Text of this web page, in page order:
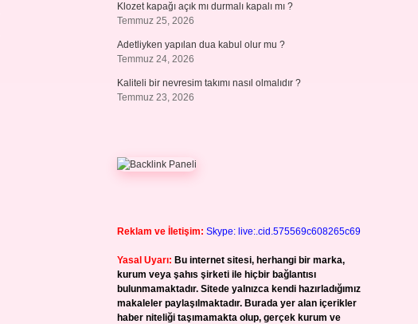
Klozet kapağı açık mı durmalı kapalı mı ?
Temmuz 25, 2026
Adetliyken yapılan dua kabul olur mu ?
Temmuz 24, 2026
Kaliteli bir nevresim takımı nasıl olmalıdır ?
Temmuz 23, 2026
Reklam ve İletişim: Skype: live:.cid.575569c608265c69
Yasal Uyarı: Bu internet sitesi, herhangi bir marka,
kurum veya şahıs şirketi ile hiçbir bağlantısı
bulunmamaktadır. Sitede yalnızca kendi hazırladığımız
makaleler paylaşılmaktadır. Burada yer alan içerikler
haber niteliği taşımamakta olup, gerçek kurum ve